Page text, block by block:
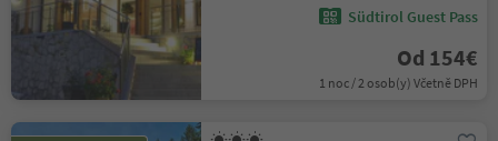
Südtirol Guest Pass
Od 154€
1 noc / 2 osob(y) Včetně DPH